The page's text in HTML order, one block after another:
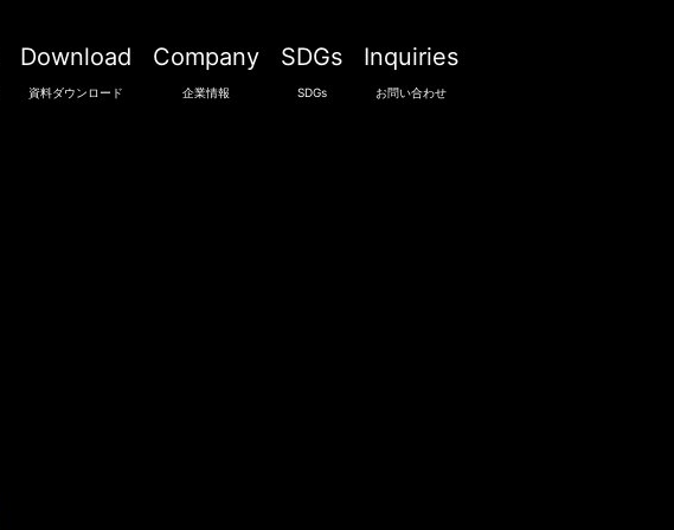
Download
資料ダウンロード
Company
企業情報
SDGs
SDGs
Inquiries
お問い合わせ